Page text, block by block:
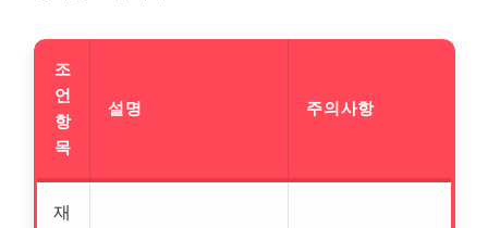
조
언
항
목
설명 주의사항
재